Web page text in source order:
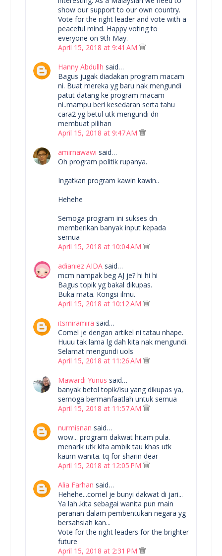
show our support to our own country.
Vote for the right leader and vote with a
peaceful mind. Happy voting to
everyone on 9th May.
April 15, 2018 at 9:41 AM
Hanny Abdullh said…
Bagus jugak diadakan program macam
ni. Buat mereka yg baru nak mengundi
patut datang ke program macam
ni..mampu beri kesedaran serta tahu
cara2 yg betul utk mengundi dn
membuat pilihan
April 15, 2018 at 9:47 AM
amirnawawi said…
Oh program politik rupanya.
Ingatkan program kawin kawin..
Hehehe
Semoga program ini sukses dn
memberikan banyak input kepada
semua
April 15, 2018 at 10:04 AM
adianiez AIDA said…
mcm nampak beg AJ je? hi hi hi
Bagus topik yg bakal dikupas.
Buka mata. Kongsi ilmu.
April 15, 2018 at 10:12 AM
itsmiramira said…
Comel je dengan artikel ni tatau nhape.
Huuu tak lama lg dah kita nak mengundi.
Selamat mengundi uols
April 15, 2018 at 11:26 AM
Mawardi Yunus said…
banyak betol topik/isu yang dikupas ya,
semoga bermanfaatlah untuk semua
April 15, 2018 at 11:57 AM
nurmisnan said…
wow... program dakwat hitam pula.
menarik utk kita ambik tau khas utk
kaum wanita. tq for sharin dear
April 15, 2018 at 12:05 PM
Alia Farhan said…
Hehehe...comel je bunyi dakwat di jari...
Ya lah..kita sebagai wanita pun main
peranan dalam pembentukan negara yg
bersahsiah kan...
Vote for the right leaders for the brighter
future
April 15, 2018 at 2:31 PM